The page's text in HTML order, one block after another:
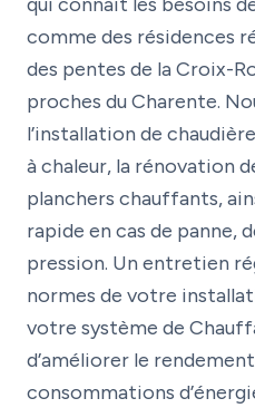
comme des résidences
des pentes de la Croix-
proches du Charente.
l’installation de
à chaleur, la rénovation
planchers chauffants,
rapide en cas de panne,
pression. Un entretien
normes de votre
votre système de
d’améliorer le
consommations